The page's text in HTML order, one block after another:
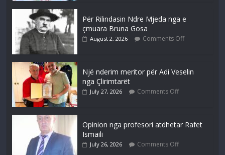
Për Rilindasin Ndre Mjeda nga e
çmuara Bruna Gosa
August 2, 2026 Comments Off
Një nderim meritor për Adi Veselin
nga Çlirimtarët
July 27, 2026 Comments Off
Opinion nga profesori atdhetar Rafet
Ismaili
July 26, 2026 Comments Off